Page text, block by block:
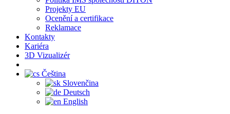
Projekty EU
Ocenění a certifikace
Reklamace
Kontakty
Kariéra
3D Vizualizér
Čeština
Slovenčina
Deutsch
English